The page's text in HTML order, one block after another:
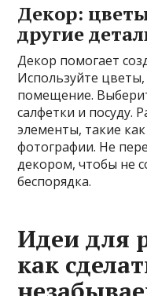
Декор:
другие
Декор помогает
Используйте
помещение.
салфетки и посуду.
элементы, такие
фотографии. Не
декором, чтобы не
беспорядка.
Идеи для
как